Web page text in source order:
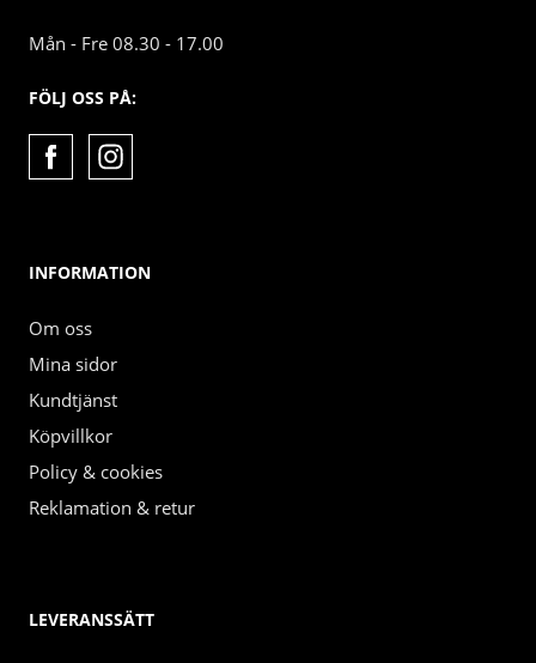
Mån - Fre 08.30 - 17.00
FÖLJ OSS PÅ:
INFORMATION
Om oss
Mina sidor
Kundtjänst
Köpvillkor
Policy & cookies
Reklamation & retur
LEVERANSSÄTT